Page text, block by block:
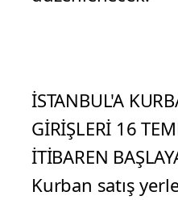
İSTANBUL'A
GİRİŞLERİ 16
İTİBAREN
Kurban satış